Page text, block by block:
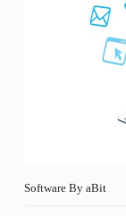
Software By aBit